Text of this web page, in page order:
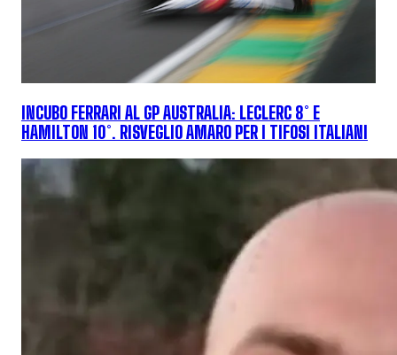
INCUBO FERRARI AL GP AUSTRALIA: LECLERC 8° E
HAMILTON 10°. RISVEGLIO AMARO PER I TIFOSI ITALIANI